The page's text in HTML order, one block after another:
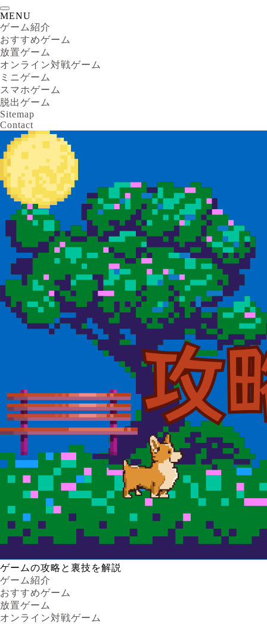
MENU
ゲーム紹介
おすすめゲーム
放置ゲーム
オンライン対戦ゲーム
ミニゲーム
スマホゲーム
脱出ゲーム
Sitemap
Contact
ゲームの攻略と裏技を解説
ゲーム紹介
おすすめゲーム
放置ゲーム
オンライン対戦ゲーム